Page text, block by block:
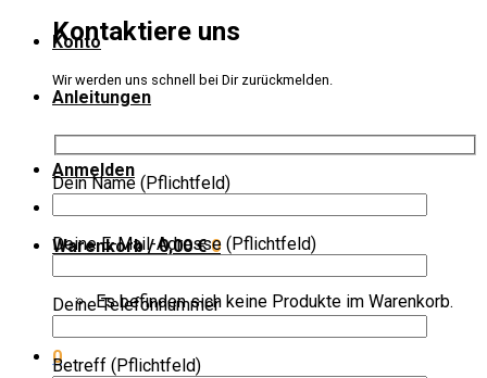
Konto
Anleitungen
Anmelden
Warenkorb /0,00€ 0
Es befinden sich keine Produkte im Warenkorb.
0
Kontaktiere uns
Wir werden uns schnell bei Dir zurückmelden.
Dein Name (Pflichtfeld)
Deine E-Mail-Adresse (Pflichtfeld)
Deine Telefonnummer
Betreff (Pflichtfeld)